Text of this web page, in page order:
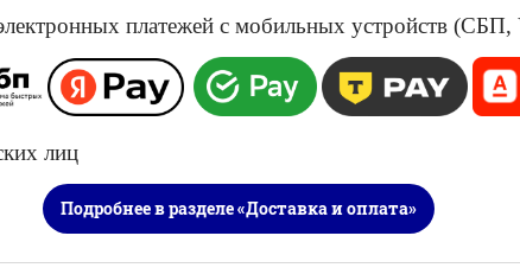
платежей с мобильных устройств (СБП,
лиц
Подробнее в разделе «Доставка и оплата»